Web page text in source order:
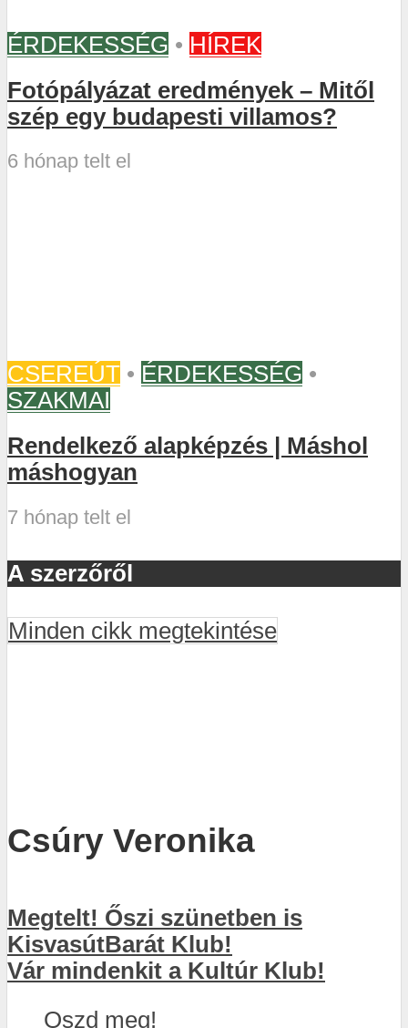
ÉRDEKESSÉG • HÍREK
Fotópályázat eredmények – Mitől
szép egy budapesti villamos?
6 hónap telt el
CSEREÚT • ÉRDEKESSÉG •
SZAKMAI
Rendelkező alapképzés | Máshol
máshogyan
7 hónap telt el
A szerzőről
Minden cikk megtekintése
Csúry Veronika
Megtelt! Őszi szünetben is
KisvasútBarát Klub!
Vár mindenkit a Kultúr Klub!
Oszd meg!